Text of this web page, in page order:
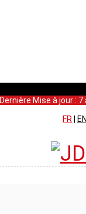
Dernière Mise à jour :
FR
EN